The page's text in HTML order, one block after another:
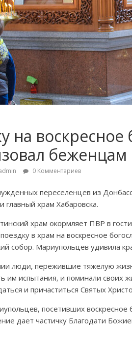
на воскресное
0 Комментариев
переселенцев из
главный храм Хабаровска.
храм окормляет ПВР в
в храм на воскресное
собор. Мариупольцев удивила
люди, пережившие тяжелую
им испытания, и поминали своих
и причаститься Святых
посетивших
дает частичку Благодати